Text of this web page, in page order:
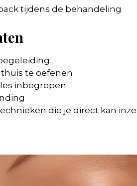
tijdens de behandeling
thuis te oefenen
inbegrepen
die je direct kan